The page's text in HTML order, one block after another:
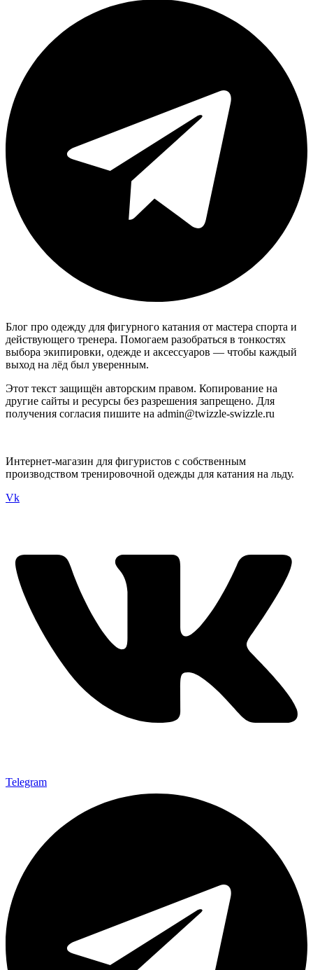
Блог про одежду для фигурного катания от мастера спорта и
действующего тренера. Помогаем разобраться в тонкостях
выбора экипировки, одежде и аксессуаров — чтобы каждый
выход на лёд был уверенным.
Этот текст защищён авторским правом. Копирование на
другие сайты и ресурсы без разрешения запрещено. Для
получения согласия пишите на admin@twizzle-swizzle.ru
Интернет-магазин для фигуристов с собственным
производством тренировочной одежды для катания на льду.
Vk
Telegram